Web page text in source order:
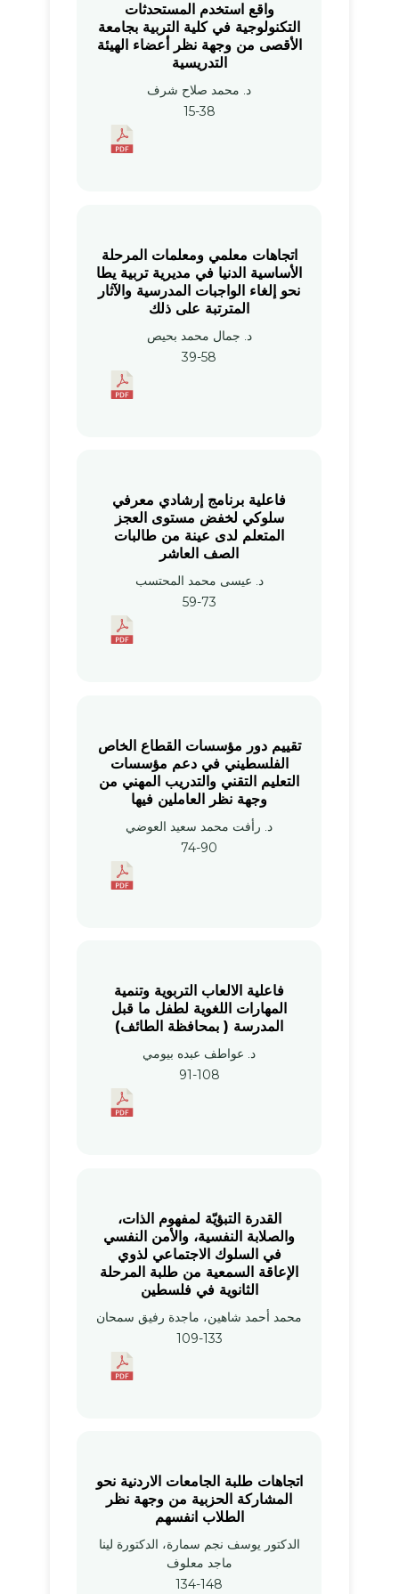
واقع استخدم المستحدثات
التكنولوجية في كلية التربية بجامعة
الأقصى من وجهة نظر أعضاء الهيئة
التدريسية
د. محمد صلاح شرف
15-38
اتجاهات معلمي ومعلمات المرحلة
الأساسية الدنيا في مديرية تربية يطا
نحو إلغاء الواجبات المدرسية والآثار
المترتبة على ذلك
د. جمال محمد بحيص
39-58
فاعلية برنامج إرشادي معرفي
سلوكي لخفض مستوى العجز
المتعلم لدى عينة من طالبات
الصف العاشر
د. عيسى محمد المحتسب
59-73
تقييم دور مؤسسات القطاع الخاص
الفلسطيني في دعم مؤسسات
التعليم التقني والتدريب المهني من
وجهة نظر العاملين فيها
د. رأفت محمد سعيد العوضي
74-90
فاعلية الالعاب التربوية وتنمية
المهارات اللغوية لطفل ما قبل
المدرسة ( بمحافظة الطائف)
د. عواطف عبده بيومي
91-108
القدرة التبؤيّة لمفهوم الذات،
والصلابة النفسية، والأمن النفسي
في السلوك الاجتماعي لذوي
الإعاقة السمعية من طلبة المرحلة
الثانوية في فلسطين
محمد أحمد شاهين، ماجدة رفيق سمحان
109-133
اتجاهات طلبة الجامعات الاردنية نحو
المشاركة الحزبية من وجهة نظر
الطلاب انفسهم
الدكتور يوسف نجم سمارة، الدكتورة لينا
ماجد معلوف
134-148